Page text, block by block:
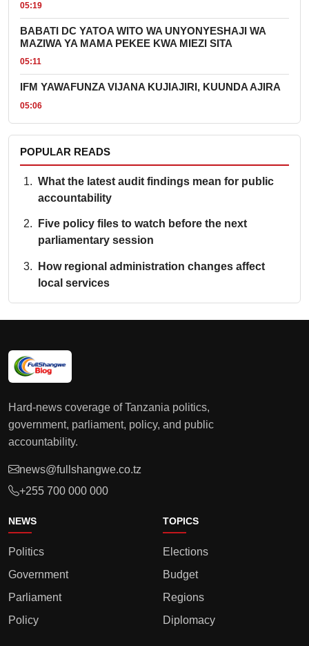
05:19
BABATI DC YATOA WITO WA UNYONYESHAJI WA
MAZIWA YA MAMA PEKEE KWA MIEZI SITA
05:11
IFM YAWAFUNZA VIJANA KUJIAJIRI, KUUNDA AJIRA
05:06
POPULAR READS
What the latest audit findings mean for public
accountability
Five policy files to watch before the next
parliamentary session
How regional administration changes affect
local services
Hard-news coverage of Tanzania politics,
government, parliament, policy, and public
accountability.
news@fullshangwe.co.tz
+255 700 000 000
NEWS
Politics
Government
Parliament
Policy
TOPICS
Elections
Budget
Regions
Diplomacy